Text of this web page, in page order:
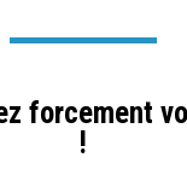
forcement
!